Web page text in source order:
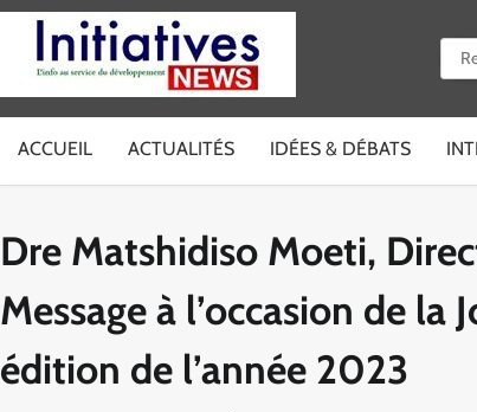
Skip
content
ACCUEIL ACTUALITÉS IDÉES & DÉBATS
Dre Matshidiso Moeti,
Message à l’occasion de
édition de l’année 2023